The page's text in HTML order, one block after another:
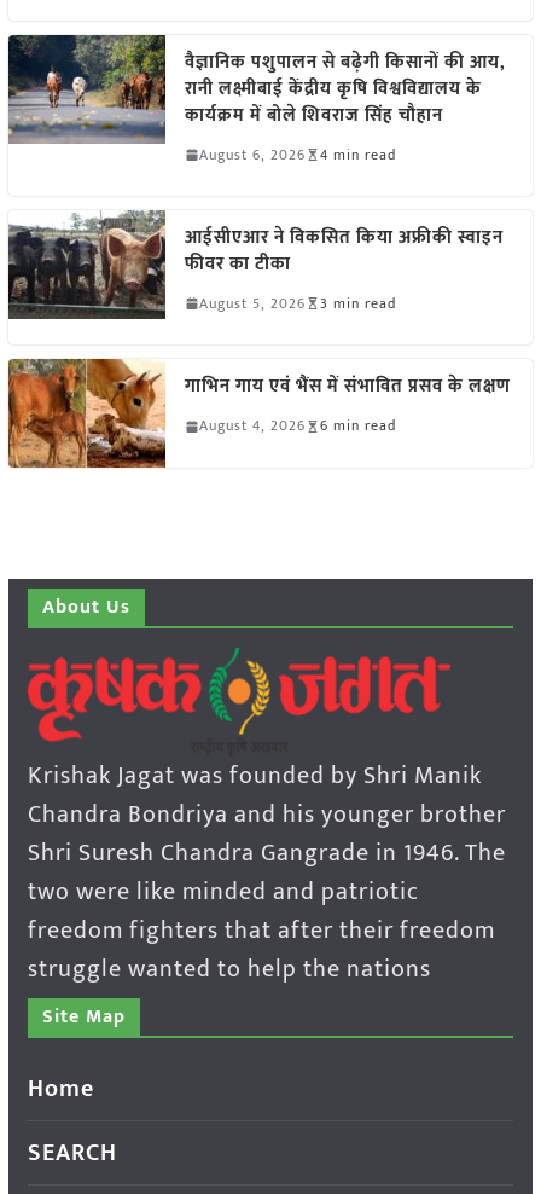
वैज्ञानिक पशुपालन से बढ़ेगी किसानों की आय,
रानी लक्ष्मीबाई केंद्रीय कृषि विश्वविद्यालय के
कार्यक्रम में बोले शिवराज सिंह चौहान
August 6, 2026 4 min read
आईसीएआर ने विकसित किया अफ्रीकी स्वाइन
फीवर का टीका
August 5, 2026 3 min read
गाभिन गाय एवं भैंस में संभावित प्रसव के लक्षण
August 4, 2026 6 min read
About Us
Krishak Jagat was founded by Shri Manik
Chandra Bondriya and his younger brother
Shri Suresh Chandra Gangrade in 1946. The
two were like minded and patriotic
freedom fighters that after their freedom
struggle wanted to help the nations
Site Map
Home
SEARCH